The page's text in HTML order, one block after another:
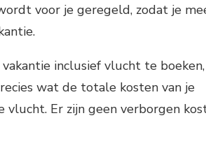
voor je geregeld, zodat je
inclusief vlucht te
wat de totale kosten van je
vlucht. Er zijn geen verborgen